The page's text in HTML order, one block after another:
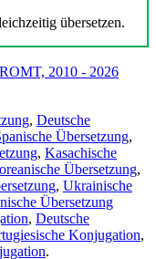
übersetzen.
2010 - 2026
, Deutsche
Übersetzung,
, Kasachische
Übersetzung,
, Ukrainische
Übersetzung
, Deutsche
Konjugation,
.